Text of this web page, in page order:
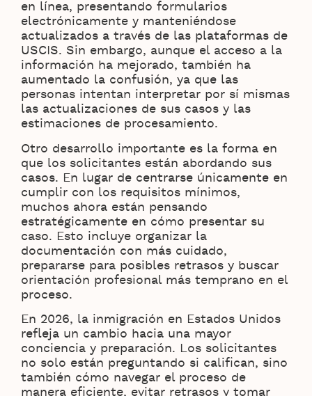
en línea, presentando formularios
electrónicamente y manteniéndose
actualizados a través de las plataformas de
USCIS. Sin embargo, aunque el acceso a la
información ha mejorado, también ha
aumentado la confusión, ya que las
personas intentan interpretar por sí mismas
las actualizaciones de sus casos y las
estimaciones de procesamiento.
Otro desarrollo importante es la forma en
que los solicitantes están abordando sus
casos. En lugar de centrarse únicamente en
cumplir con los requisitos mínimos,
muchos ahora están pensando
estratégicamente en cómo presentar su
caso. Esto incluye organizar la
documentación con más cuidado,
prepararse para posibles retrasos y buscar
orientación profesional más temprano en el
proceso.
En 2026, la inmigración en Estados Unidos
refleja un cambio hacia una mayor
conciencia y preparación. Los solicitantes
no solo están preguntando si califican, sino
también cómo navegar el proceso de
manera eficiente, evitar retrasos y tomar